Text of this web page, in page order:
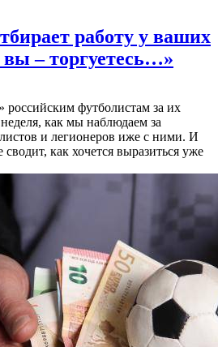
работу у ваших
– торгуетесь…»
российским футболистам за их
как мы наблюдаем за
и легионеров иже с ними. И
как хочется выразиться уже